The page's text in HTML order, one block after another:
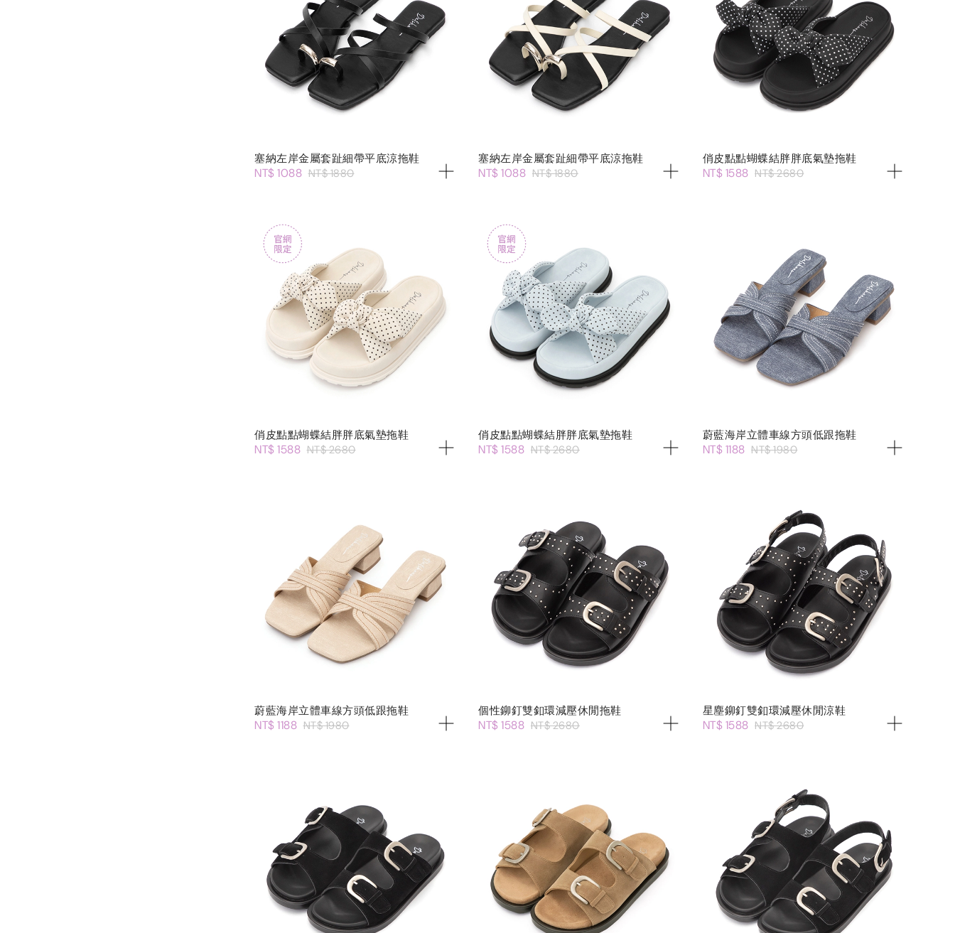
塞納左岸金屬套趾細帶平底涼拖鞋
NT$ 1088 NT$ 1880
塞納左岸金屬套趾細帶平底涼拖鞋
NT$ 1088 NT$ 1880
俏皮點點蝴蝶結胖胖底氣墊拖鞋
NT$ 1588 NT$ 2680
俏皮點點蝴蝶結胖胖底氣墊拖鞋
NT$ 1588 NT$ 2680
俏皮點點蝴蝶結胖胖底氣墊拖鞋
NT$ 1588 NT$ 2680
蔚藍海岸立體車線方頭低跟拖鞋
NT$ 1188 NT$ 1980
蔚藍海岸立體車線方頭低跟拖鞋
NT$ 1188 NT$ 1980
個性鉚釘雙釦環減壓休閒拖鞋
NT$ 1588 NT$ 2680
星塵鉚釘雙釦環減壓休閒涼鞋
NT$ 1588 NT$ 2680